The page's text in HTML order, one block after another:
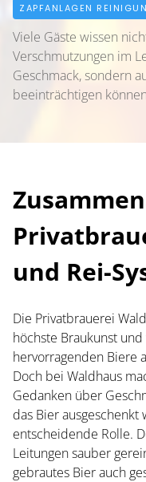
ZAPFANLAGEN
Viele Gäste wissen
Verschmutzungen im
Geschmack, sondern
beeinträchtigen
und Rei-
Die Privatbrauerei
höchste Braukunst
hervorragenden Biere
Doch bei Waldhaus
Gedanken über
das Bier
entscheidende Rolle.
Leitungen sauber
gebrautes Bier auch